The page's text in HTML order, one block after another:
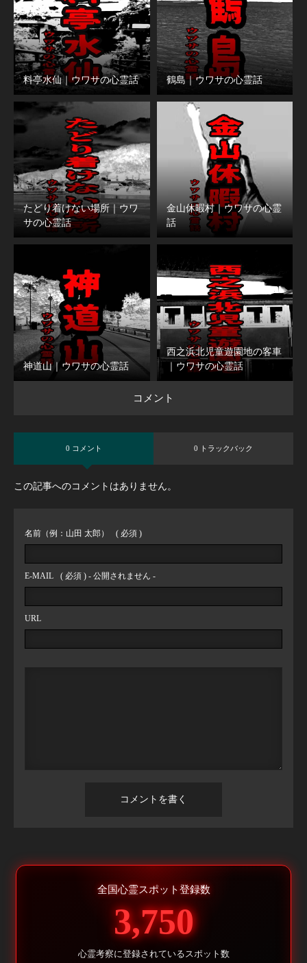
料亭水仙｜ウワサの心霊話 鶴島｜ウワサの心霊話
たどり着けない場所｜ウワ
サの心霊話
金山休暇村｜ウワサの心霊
話
神道山｜ウワサの心霊話
西之浜北児童遊園地の客車
｜ウワサの心霊話
コメント
0 コメント 0 トラックバック
この記事へのコメントはありません。
名前（例：山田 太郎） ( 必須 )
E-MAIL ( 必須 ) - 公開されません -
URL
全国心霊スポット登録数
3,750
心霊考察に登録されているスポット数